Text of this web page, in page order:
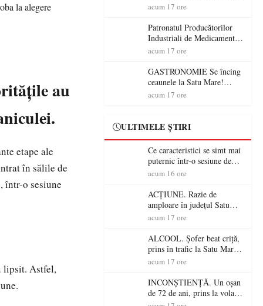
au
etape ale
în sălile de
într-o sesiune
lipsit. Astfel,
fără permis! Polițiștii l-au
acum 17 ore
Patronatul Producătorilor
Industriali de Medicamente
din România (PRIMER):
energie electrică a fabricilor
de medicamente va pune în
pericol accesul pacienților la
medicamente esențiale
acum 17 ore
GASTRONOMIE Se încing
ceaunele la Satu Mare!
Concursul „Veress Ádám”
jurat de renume
acum 17 ore
ULTIMELE ȘTIRI
Ce caracteristici se simt mai
puternic într-o sesiune de
distracție la sloturi online:
RTP?
acum 16 ore
ACȚIUNE. Razie de
amploare în județul Satu
Mare! Polițiștii au dat sute
șoferi fără permis într-o
singură zi
acum 17 ore
ALCOOL. Șofer beat criță,
prins în trafic la Satu Mare!
Alcoolemie uriașă
acum 17 ore
INCONȘTIENȚĂ. Un oșan
de 72 de ani, prins la volan
fără permis! Polițiștii l-au